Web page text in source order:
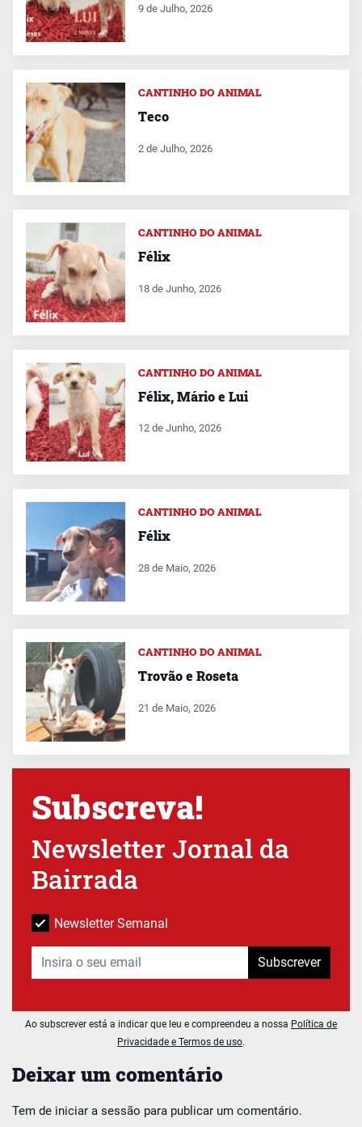
Deixar um comentário
Tem de iniciar a sessão para publicar um comentário.
9 de Julho, 2026
CANTINHO DO ANIMAL
Teco
2 de Julho, 2026
CANTINHO DO ANIMAL
Félix
18 de Junho, 2026
CANTINHO DO ANIMAL
Félix, Mário e Lui
12 de Junho, 2026
CANTINHO DO ANIMAL
Félix
28 de Maio, 2026
CANTINHO DO ANIMAL
Trovão e Roseta
21 de Maio, 2026
Subscreva!
Newsletter Jornal da
Bairrada
Newsletter Semanal
Subscrever
Ao subscrever está a indicar que leu e compreendeu a nossa Política de
Privacidade e Termos de uso.